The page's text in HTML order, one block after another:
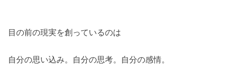
目の前の現実を創っているのは
自分の思い込み。自分の思考。自分の感情。